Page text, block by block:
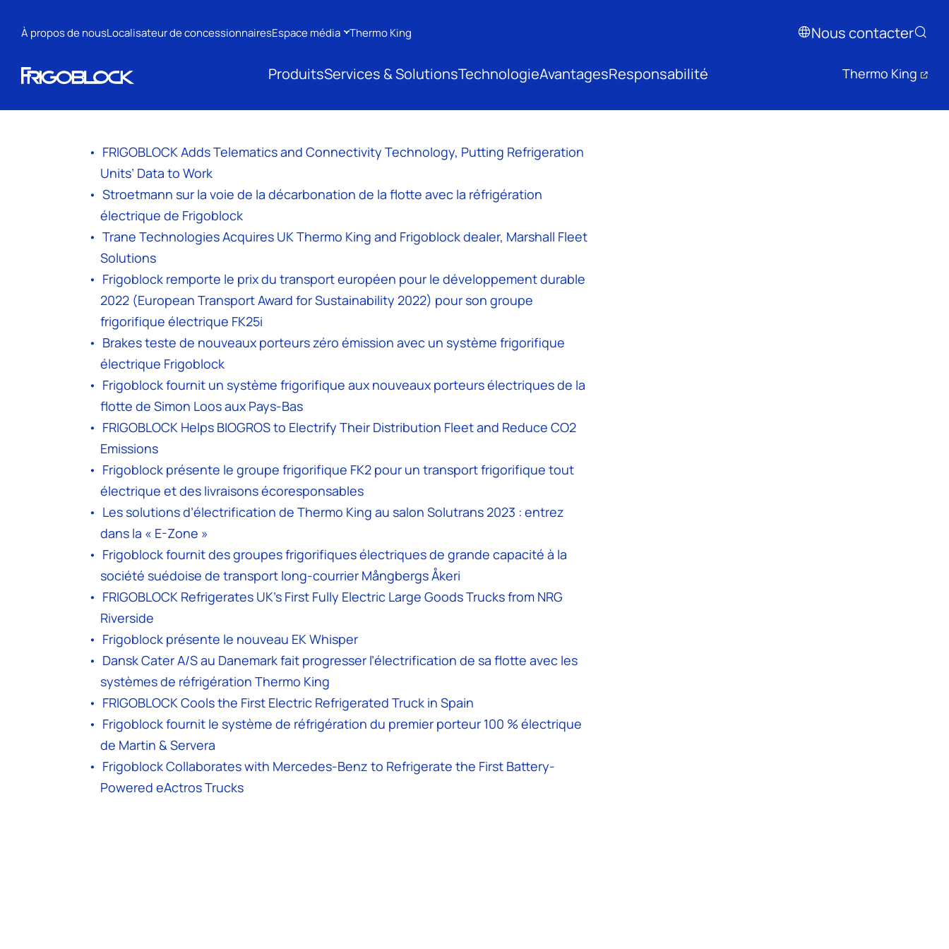
À propos de nousLocalisateur de concessionnairesEspace média Thermo King Nous contacter
ProduitsServices & SolutionsTechnologieAvantagesResponsabilité Thermo King
FRIGOBLOCK Adds Telematics and Connectivity Technology, Putting Refrigeration
Units’ Data to Work
Stroetmann sur la voie de la décarbonation de la flotte avec la réfrigération
électrique de Frigoblock
Trane Technologies Acquires UK Thermo King and Frigoblock dealer, Marshall Fleet
Solutions
Frigoblock remporte le prix du transport européen pour le développement durable
2022 (European Transport Award for Sustainability 2022) pour son groupe
frigorifique électrique FK25i
Brakes teste de nouveaux porteurs zéro émission avec un système frigorifique
électrique Frigoblock
Frigoblock fournit un système frigorifique aux nouveaux porteurs électriques de la
flotte de Simon Loos aux Pays-Bas
FRIGOBLOCK Helps BIOGROS to Electrify Their Distribution Fleet and Reduce CO2
Emissions
Frigoblock présente le groupe frigorifique FK2 pour un transport frigorifique tout
électrique et des livraisons écoresponsables
Les solutions d’électrification de Thermo King au salon Solutrans 2023 : entrez
dans la « E-Zone »
Frigoblock fournit des groupes frigorifiques électriques de grande capacité à la
société suédoise de transport long-courrier Mångbergs Åkeri
FRIGOBLOCK Refrigerates UK’s First Fully Electric Large Goods Trucks from NRG
Riverside
Frigoblock présente le nouveau EK Whisper
Dansk Cater A/S au Danemark fait progresser l’électrification de sa flotte avec les
systèmes de réfrigération Thermo King
FRIGOBLOCK Cools the First Electric Refrigerated Truck in Spain
Frigoblock fournit le système de réfrigération du premier porteur 100 % électrique
de Martin & Servera
Frigoblock Collaborates with Mercedes-Benz to Refrigerate the First Battery-
Powered eActros Trucks